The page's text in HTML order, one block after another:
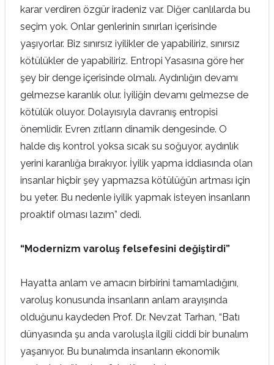
karar verdiren özgür iradeniz var. Diğer canlılarda bu
seçim yok. Onlar genlerinin sınırları içerisinde
yaşıyorlar. Biz sınırsız iyilikler de yapabiliriz, sınırsız
kötülükler de yapabiliriz. Entropi Yasasına göre her
şey bir denge içerisinde olmalı. Aydınlığın devamı
gelmezse karanlık olur. İyiliğin devamı gelmezse de
kötülük oluyor. Dolayısıyla davranış entropisi
önemlidir. Evren zıtların dinamik dengesinde. O
halde dış kontrol yoksa sıcak su soğuyor, aydınlık
yerini karanlığa bırakıyor. İyilik yapma iddiasında olan
insanlar hiçbir şey yapmazsa kötülüğün artması için
bu yeter. Bu nedenle iyilik yapmak isteyen insanların
proaktif olması lazım” dedi.
“Modernizm varoluş felsefesini değiştirdi”
Hayatta anlam ve amacın birbirini tamamladığını,
varoluş konusunda insanların anlam arayışında
olduğunu kaydeden Prof. Dr. Nevzat Tarhan, “Batı
dünyasında şu anda varoluşla ilgili ciddi bir bunalım
yaşanıyor. Bu bunalımda insanların ekonomik